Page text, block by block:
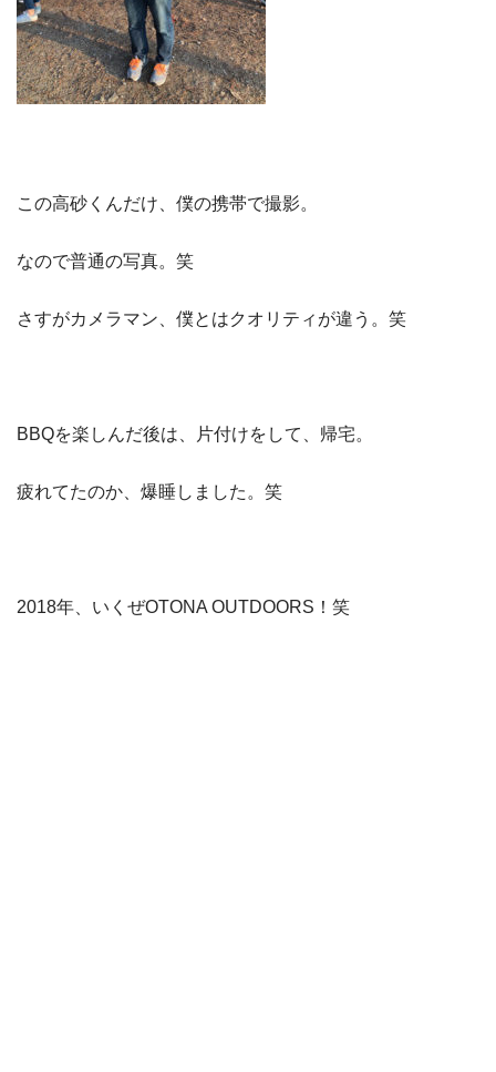
この高砂くんだけ、僕の携帯で撮影。
なので普通の写真。笑
さすがカメラマン、僕とはクオリティが違う。笑
BBQを楽しんだ後は、片付けをして、帰宅。
疲れてたのか、爆睡しました。笑
2018年、いくぜOTONA OUTDOORS！笑